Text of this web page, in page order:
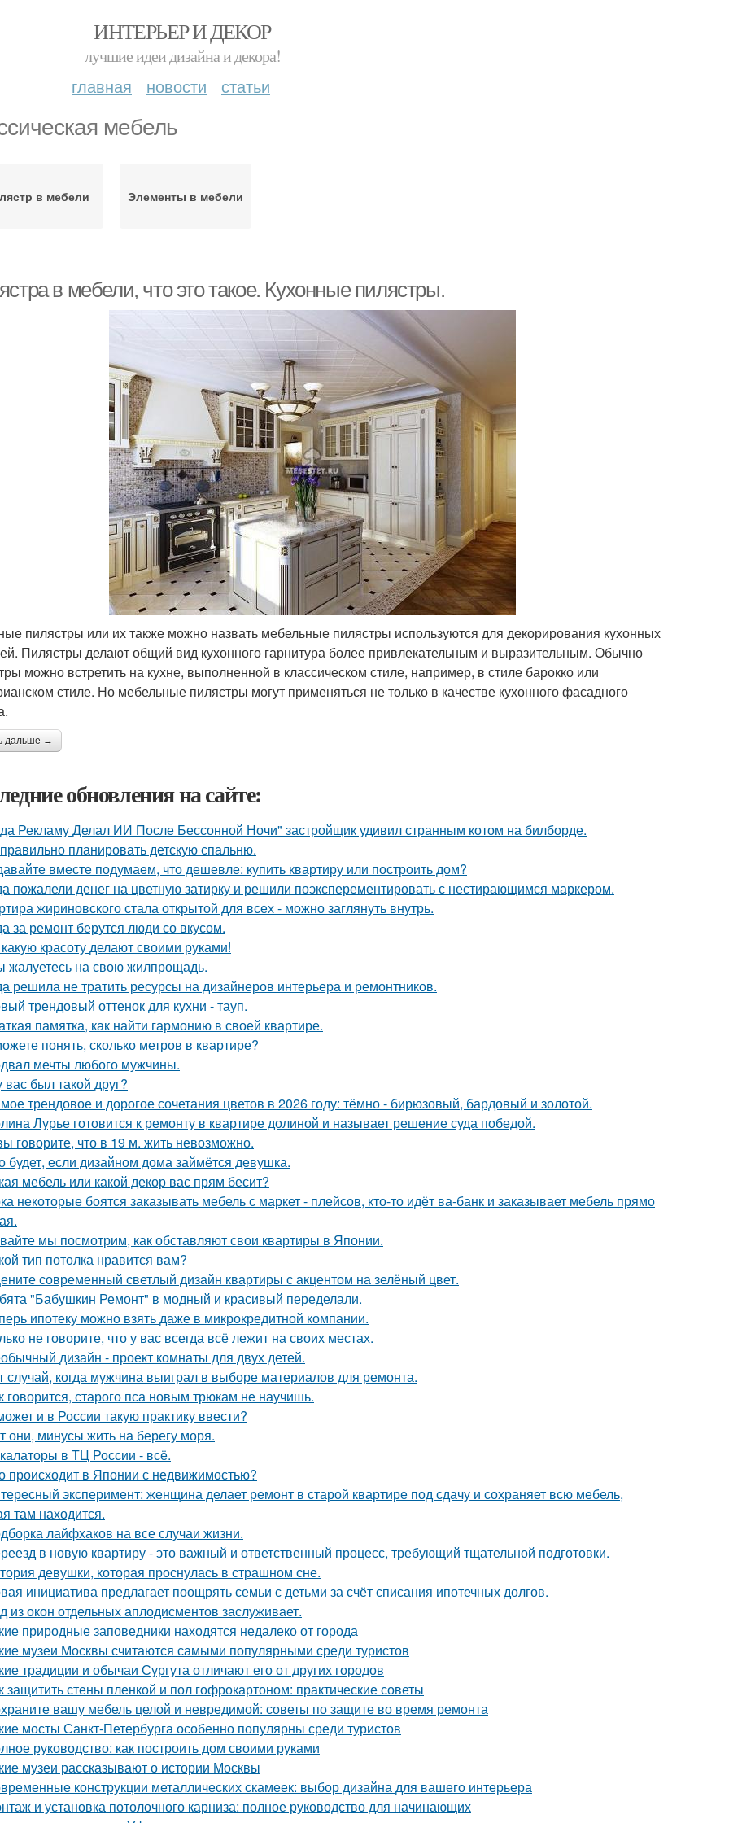
ИНТЕРЬЕР И ДЕКОР
лучшие идеи дизайна и декора!
главная новости статьи
мебель
в мебели Элементы в мебели
в мебели, что это такое. Кухонные пилястры.
пилястры или их также можно назвать мебельные пилястры используются для декорирования кухонных
Пилястры делают общий вид кухонного гарнитура более привлекательным и выразительным. Обычно
можно встретить на кухне, выполненной в классическом стиле, например, в стиле барокко или
стиле. Но мебельные пилястры могут применяться не только в качестве кухонного фасадного
дальше →
обновления на сайте:
Рекламу Делал ИИ После Бессонной Ночи" застройщик удивил странным котом на билборде.
планировать детскую спальню.
вместе подумаем, что дешевле: купить квартиру или построить дом?
пожалели денег на цветную затирку и решили поэксперементировать с нестирающимся маркером.
жириновского стала открытой для всех - можно заглянуть внутрь.
за ремонт берутся люди со вкусом.
красоту делают своими руками!
жалуетесь на свою жилпрощадь.
решила не тратить ресурсы на дизайнеров интерьера и ремонтников.
трендовый оттенок для кухни - тауп.
памятка, как найти гармонию в своей квартире.
понять, сколько метров в квартире?
мечты любого мужчины.
вас был такой друг?
трендовое и дорогое сочетания цветов в 2026 году: тёмно - бирюзовый, бардовый и золотой.
Лурье готовится к ремонту в квартире долиной и называет решение суда победой.
говорите, что в 19 м. жить невозможно.
будет, если дизайном дома займётся девушка.
мебель или какой декор вас прям бесит?
некоторые боятся заказывать мебель с маркет - плейсов, кто-то идёт ва-банк и заказывает мебель прямо
мы посмотрим, как обставляют свои квартиры в Японии.
тип потолка нравится вам?
современный светлый дизайн квартиры с акцентом на зелёный цвет.
"Бабушкин Ремонт" в модный и красивый переделали.
ипотеку можно взять даже в микрокредитной компании.
не говорите, что у вас всегда всё лежит на своих местах.
дизайн - проект комнаты для двух детей.
случай, когда мужчина выиграл в выборе материалов для ремонта.
говорится, старого пса новым трюкам не научишь.
и в России такую практику ввести?
они, минусы жить на берегу моря.
в ТЦ России - всё.
происходит в Японии с недвижимостью?
эксперимент: женщина делает ремонт в старой квартире под сдачу и сохраняет всю мебель,
там находится.
лайфхаков на все случаи жизни.
в новую квартиру - это важный и ответственный процесс, требующий тщательной подготовки.
девушки, которая проснулась в страшном сне.
инициатива предлагает поощрять семьи с детьми за счёт списания ипотечных долгов.
из окон отдельных аплодисментов заслуживает.
природные заповедники находятся недалеко от города
музеи Москвы считаются самыми популярными среди туристов
традиции и обычаи Сургута отличают его от других городов
защитить стены пленкой и пол гофрокартоном: практические советы
вашу мебель целой и невредимой: советы по защите во время ремонта
мосты Санкт-Петербурга особенно популярны среди туристов
руководство: как построить дом своими руками
музеи рассказывают о истории Москвы
конструкции металлических скамеек: выбор дизайна для вашего интерьера
и установка потолочного карниза: полное руководство для начинающих